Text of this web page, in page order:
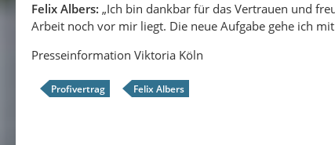
Felix Albers: „Ich bin dankbar für das Vertrauen und
Arbeit noch vor mir liegt. Die neue Aufgabe gehe ich
Presseinformation Viktoria Köln
Profivertrag Felix Albers